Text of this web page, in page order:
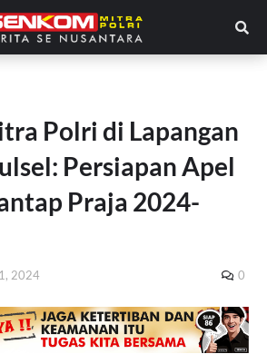
Polri di Lapangan
Persiapan Apel
Praja 2024-
2024 0